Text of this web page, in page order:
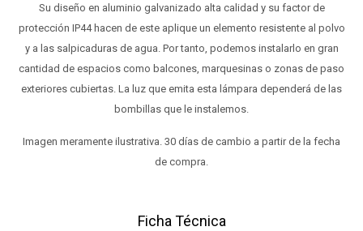
Su diseño en aluminio galvanizado alta calidad y su factor de
protección IP44 hacen de este aplique un elemento resistente al polvo
y a las salpicaduras de agua. Por tanto, podemos instalarlo en gran
cantidad de espacios como balcones, marquesinas o zonas de paso
exteriores cubiertas. La luz que emita esta lámpara dependerá de las
bombillas que le instalemos.
Imagen meramente ilustrativa. 30 días de cambio a partir de la fecha
de compra.
Ficha Técnica